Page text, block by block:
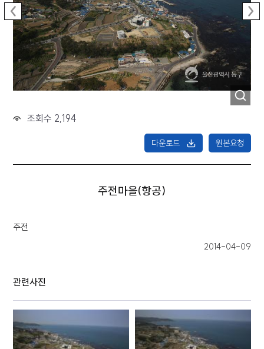
조회수 2,194
다운로드 원본요청
주전마을(항공)
주전
2014-04-09
관련사진